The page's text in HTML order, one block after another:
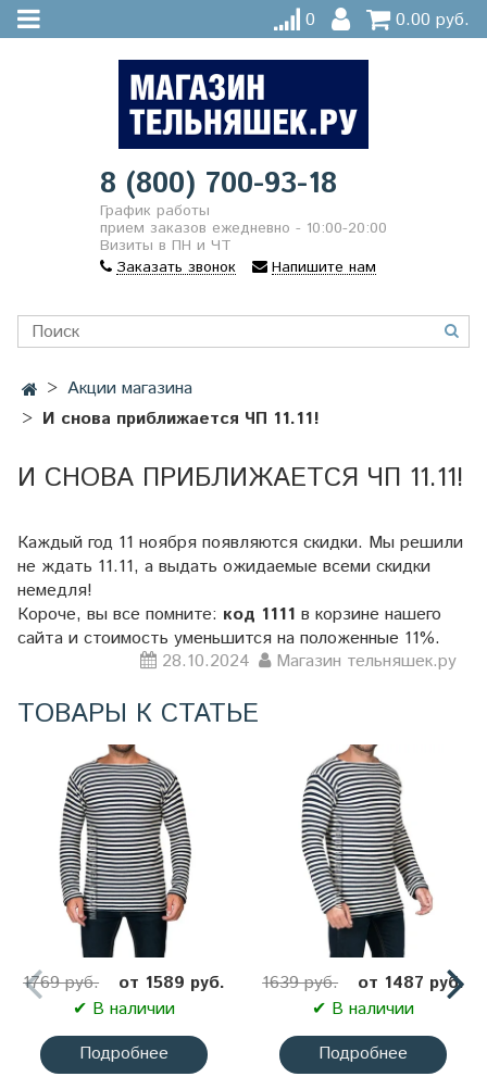
0 0.00 руб.
8 (800) 700-93-18
График работы
прием заказов ежедневно - 10:00-20:00
Визиты в ПН и ЧТ
Заказать звонок
Напишите нам
Акции магазина
И снова приближается ЧП 11.11!
И СНОВА ПРИБЛИЖАЕТСЯ ЧП 11.11!
Каждый год 11 ноября появляются скидки. Мы решили
не ждать 11.11, а выдать ожидаемые всеми скидки
немедля!
Короче, вы все помните: код 1111 в корзине нашего
сайта и стоимость уменьшится на положенные 11%.
28.10.2024
Магазин тельняшек.ру
ТОВАРЫ К СТАТЬЕ
1769 руб.
от 1589 руб.
✔ В наличии
Подробнее
1639 руб.
от 1487 руб.
✔ В наличии
Подробнее